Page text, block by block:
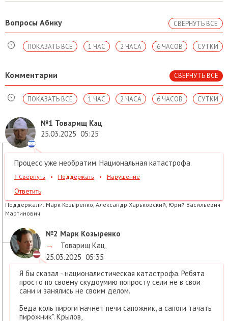
Вопросы Абику СВЕРНУТЬ ВСЕ
СУТКИ
6 ЧАСОВ
2 ЧАСА
1 ЧАС
ПОКАЗАТЬ ВСЕ
Комментарии СВЕРНУТЬ ВСЕ
СУТКИ
6 ЧАСОВ
2 ЧАСА
1 ЧАС
ПОКАЗАТЬ ВСЕ
№1 Товарищ Кац
25.03.2025 05:25
Процесс уже необратим. Национальная катастрофа.
↑ Свернуть • Поддержать • Нарушение
Ответить
Поддержали: Марк Козыренко, Александр Харьковский, Юрий Васильевич
Мартинович
№2 Марк Козыренко
→
Товарищ Кац
25.03.2025 05:35
Я бы сказал - националистическая катастрофа. Ребята
просто по своему скудоумию попросту сели не в свои
сани и занялись не своим делом.
Беда коль пироги начнет печи сапожник, а сапоги тачать
пирожник". Крылов,